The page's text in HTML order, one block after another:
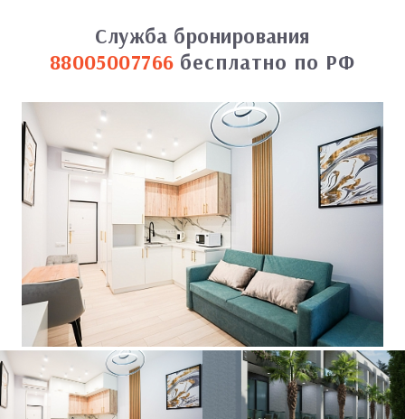
Служба бронирования
88005007766 бесплатно по РФ